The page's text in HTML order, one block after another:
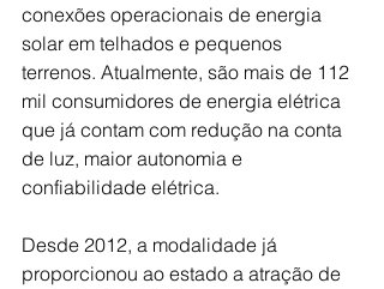
conexões operacionais de energia
solar em telhados e pequenos
terrenos. Atualmente, são mais de 112
mil consumidores de energia elétrica
que já contam com redução na conta
de luz, maior autonomia e
confiabilidade elétrica.
Desde 2012, a modalidade já
proporcionou ao estado a atração de